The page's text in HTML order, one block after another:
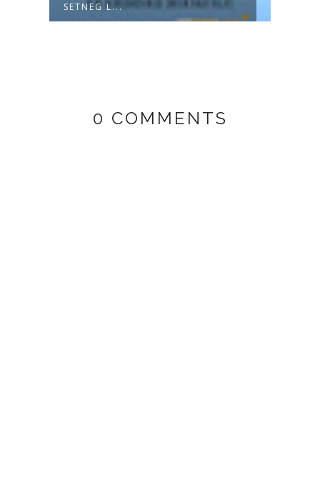
SETNEG L...
0 COMMENTS